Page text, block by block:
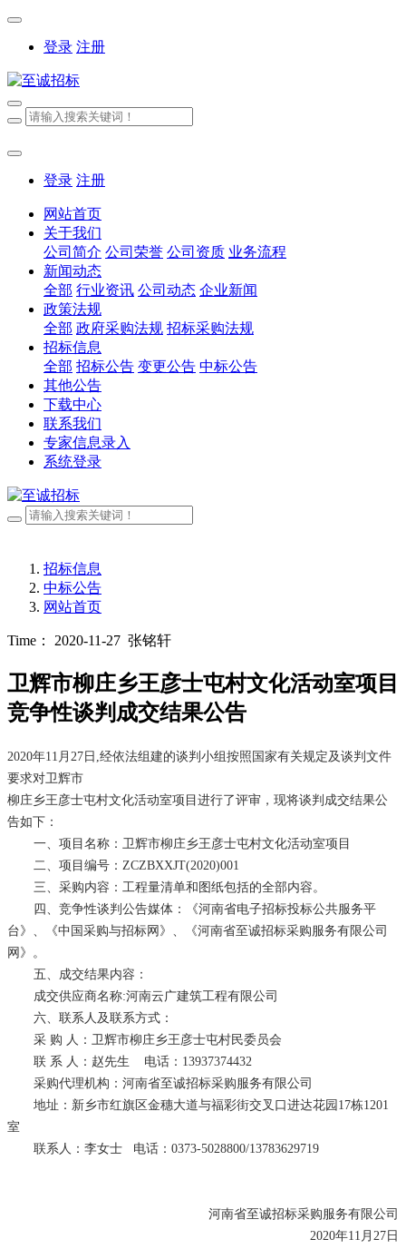
登录 注册
登录 注册
网站首页
关于我们
公司简介 公司荣誉 公司资质 业务流程
新闻动态
全部 行业资讯 公司动态 企业新闻
政策法规
全部 政府采购法规 招标采购法规
招标信息
全部 招标公告 变更公告 中标公告
其他公告
下载中心
联系我们
专家信息录入
系统登录
招标信息
中标公告
网站首页
Time： 2020-11-27 张铭轩
卫辉市柳庄乡王彦士屯村文化活动室项目
竞争性谈判成交结果公告
2020年11 月 27 日 ,经依法组建的谈判小组按照国家有关规定及谈判文件
要求对卫辉市
柳庄乡王彦士屯村文化活动室项目 进行了评审，现将谈判 成交结果公
告如下：
一、项目名称： 卫辉市柳庄乡王彦士屯村文化活动室项目
二、项目编号： ZCZBXXJT(2020)001
三、采购内容：工程量清单和图纸包括的全部内容。
四、 竞争性谈判公告媒体：《河南省电子招标投标公共服务平
台》、《中国采购与招标网》、《河南省至诚招标采购服务有限公司
网》 。
五、成交结果内容：
成交供应商名称:河南云广建筑工程有限公司
六、联系人及联系方式：
采 购 人： 卫辉市柳庄乡王彦士屯村民委员会
联 系 人： 赵先生 电话： 13937374432
采购代理机构：河南省至诚招标采购服务有限公司
地址：新乡市红旗区金穗大道与福彩街交叉口进达花园 17栋1201
室
联系人：李女士 电话：0373-5028800/13783629719
河南省至诚招标采购服务有限公司
2020年11 月 27 日